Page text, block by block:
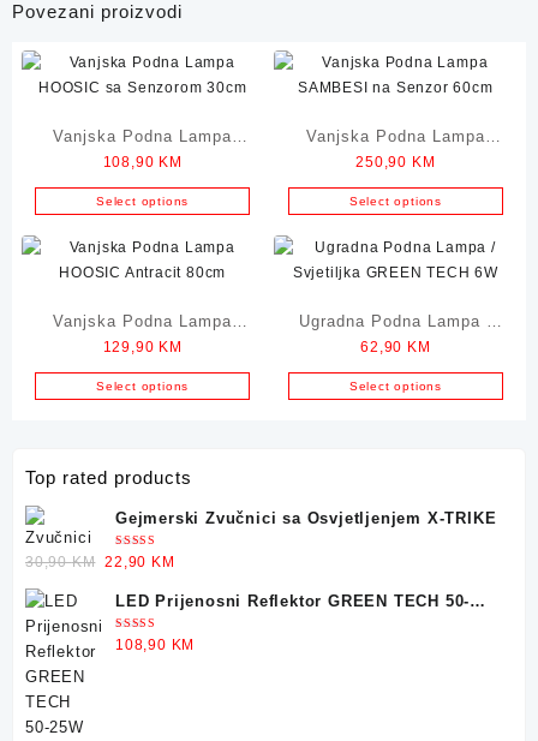
Povezani proizvodi
Vanjska Podna Lampa
HOOSIC sa Senzorom
30cm
108,90 KM
Select options
Vanjska Podna Lampa
SAMBESI na Senzor
60cm
250,90 KM
Select options
Vanjska Podna Lampa
HOOSIC Antracit 80cm
129,90 KM
Select options
Ugradna Podna Lampa /
Svjetiljka GREEN TECH
6W
62,90 KM
Select options
Top rated products
Gejmerski Zvučnici sa Osvjetljenjem X-TRIKE
Ocjenjeno
5.00 od 5
30,90KM Original
was:
30,90 KM.
22,90 KM
is:
22,90 KM.
LED Prijenosni Reflektor GREEN TECH 50-
25W
Ocjenjeno
5.00od 5
108,90 KM